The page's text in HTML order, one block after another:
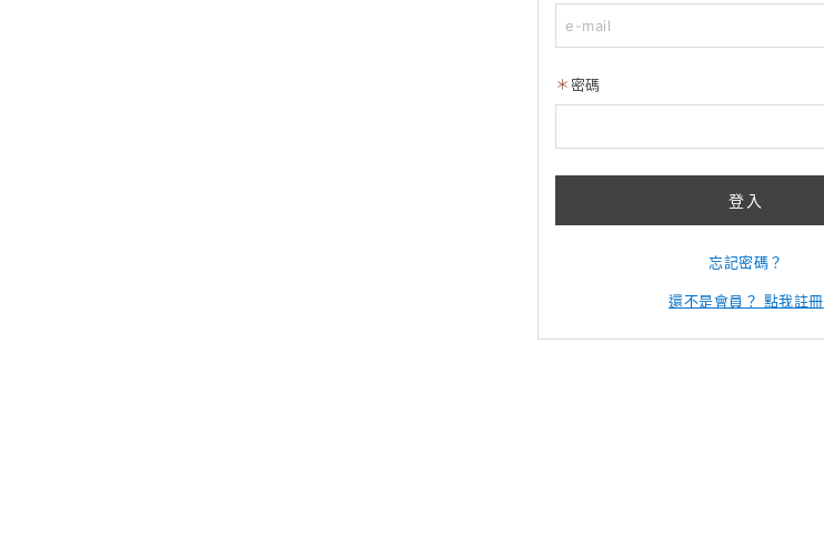
密碼
登入
忘記密碼？
還不是會員？ 點我註冊